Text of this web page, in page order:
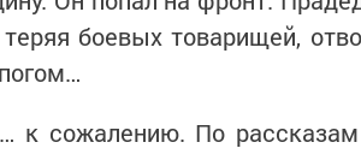
теряя боевых товарищей,
к сожалению. По